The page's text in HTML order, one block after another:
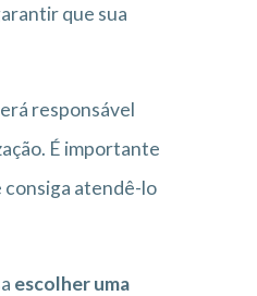
que sua
responsável
É importante
consiga atendê-lo
escolher uma